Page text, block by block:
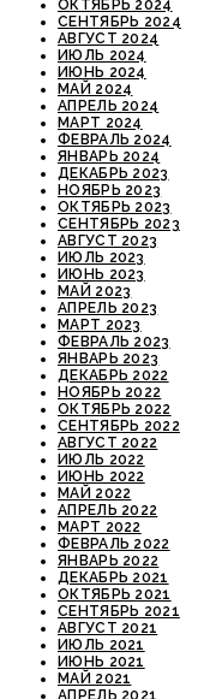
ОКТЯБРЬ 2024
СЕНТЯБРЬ 2024
АВГУСТ 2024
ИЮЛЬ 2024
ИЮНЬ 2024
МАЙ 2024
АПРЕЛЬ 2024
МАРТ 2024
ФЕВРАЛЬ 2024
ЯНВАРЬ 2024
ДЕКАБРЬ 2023
НОЯБРЬ 2023
ОКТЯБРЬ 2023
СЕНТЯБРЬ 2023
АВГУСТ 2023
ИЮЛЬ 2023
ИЮНЬ 2023
МАЙ 2023
АПРЕЛЬ 2023
МАРТ 2023
ФЕВРАЛЬ 2023
ЯНВАРЬ 2023
ДЕКАБРЬ 2022
НОЯБРЬ 2022
ОКТЯБРЬ 2022
СЕНТЯБРЬ 2022
АВГУСТ 2022
ИЮЛЬ 2022
ИЮНЬ 2022
МАЙ 2022
АПРЕЛЬ 2022
МАРТ 2022
ФЕВРАЛЬ 2022
ЯНВАРЬ 2022
ДЕКАБРЬ 2021
ОКТЯБРЬ 2021
СЕНТЯБРЬ 2021
АВГУСТ 2021
ИЮЛЬ 2021
ИЮНЬ 2021
МАЙ 2021
АПРЕЛЬ 2021